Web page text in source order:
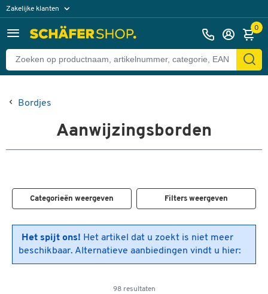
Zakelijke klanten
Particuliere klanten 0
Bordjes
Aanwijzingsborden
Categorieën weergeven Filters weergeven
Het spijt ons! Het artikel dat u zoekt is niet meer
beschikbaar. Alternatieve aanbiedingen vindt u hier:
98 resultaten